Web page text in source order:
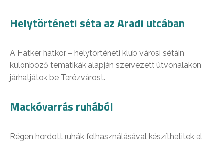
Helytörténeti séta az Aradi utcában
A Hatker hatkor – helytörténeti klub városi sétáin
különböző tematikák alapján szervezett útvonalakon
járhatjátok be Terézvárost.
Mackóvarrás ruhából
Régen hordott ruhák felhasználásával készíthetitek el